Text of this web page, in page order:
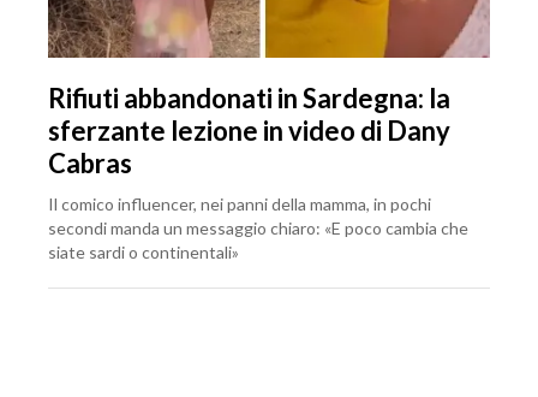
Rifiuti abbandonati in Sardegna: la
sferzante lezione in video di Dany
Cabras
Il comico influencer, nei panni della mamma, in pochi
secondi manda un messaggio chiaro: «E poco cambia che
siate sardi o continentali»